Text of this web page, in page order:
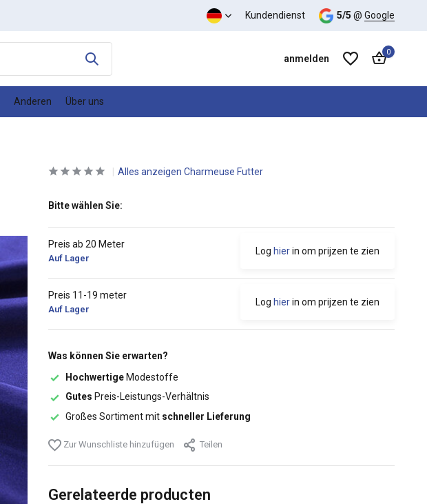
Kundendienst 5/5 @ Google
anmelden
0
Anderen Über uns
Alles anzeigen Charmeuse Futter
Bitte wählen Sie:
Preis ab 20 Meter
Auf Lager
Log hierin om prijzen te zien
Preis 11-19 meter
Auf Lager
Log hierin om prijzen te zien
Was können Sie erwarten?
HochwertigeModestoffe
Gutes Preis-Leistungs-Verhältnis
Großes Sortiment mit schneller Lieferung
Zur Wunschliste hinzufügen Teilen
Gerelateerde producten